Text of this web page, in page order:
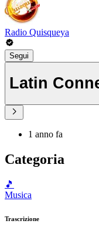
Radio Quisqueya
Segui
Latin
1 anno fa
Categoria
🎵
Musica
Trascrizione